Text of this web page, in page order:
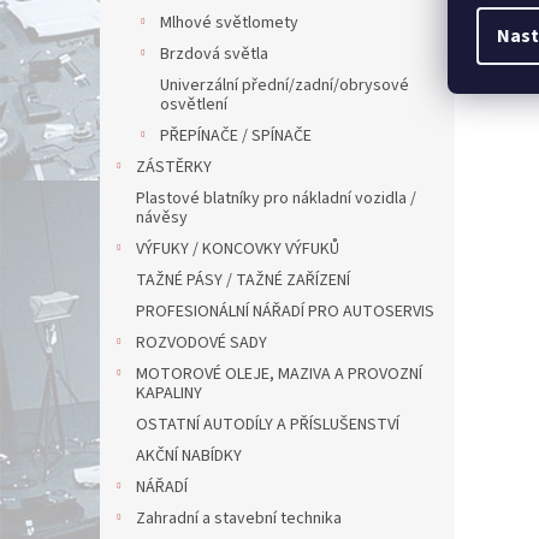
Mlhové světlomety
Brzdová světla
Univerzální přední/zadní/obrysové
osvětlení
PŘEPÍNAČE / SPÍNAČE
ZÁSTĚRKY
Plastové blatníky pro nákladní vozidla /
návěsy
VÝFUKY / KONCOVKY VÝFUKŮ
TAŽNÉ PÁSY / TAŽNÉ ZAŘÍZENÍ
PROFESIONÁLNÍ NÁŘADÍ PRO AUTOSERVIS
ROZVODOVÉ SADY
MOTOROVÉ OLEJE, MAZIVA A PROVOZNÍ
KAPALINY
OSTATNÍ AUTODÍLY A PŘÍSLUŠENSTVÍ
AKČNÍ NABÍDKY
NÁŘADÍ
Zahradní a stavební technika